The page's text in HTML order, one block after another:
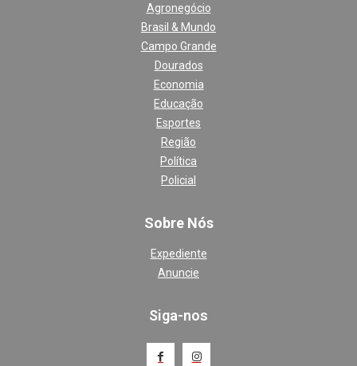
Agronegócio
Brasil & Mundo
Campo Grande
Dourados
Economia
Educação
Esportes
Região
Política
Policial
Sobre Nós
Expediente
Anuncie
Siga-nos